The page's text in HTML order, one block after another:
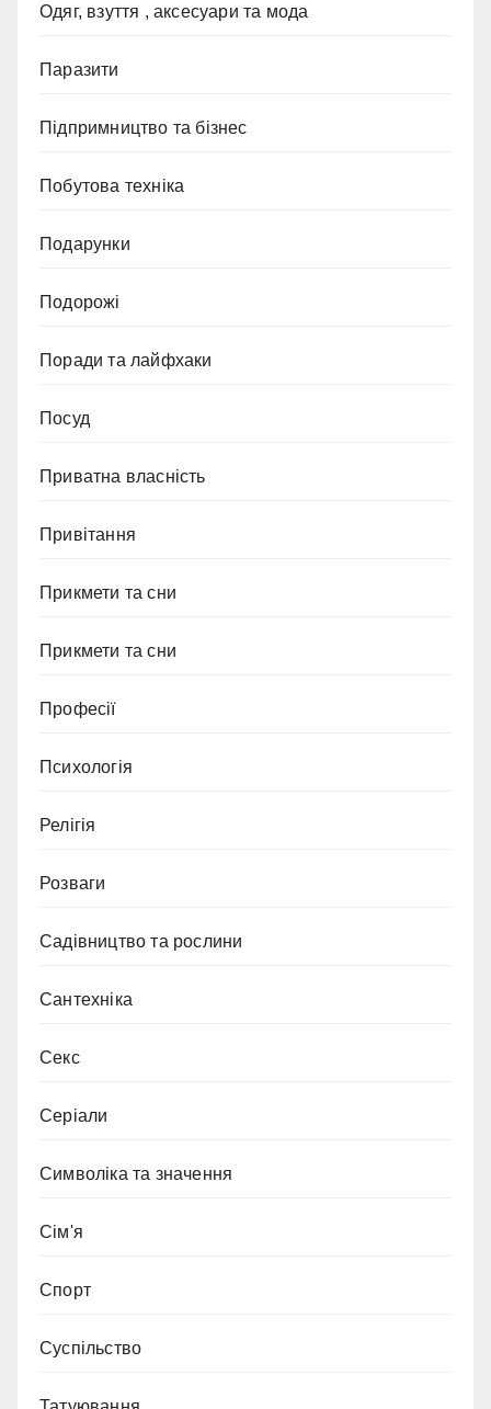
Одяг, взуття , аксесуари та мода
Паразити
Підпримництво та бізнес
Побутова техніка
Подарунки
Подорожі
Поради та лайфхаки
Посуд
Приватна власність
Привітання
Прикмети та сни
Прикмети та сни
Професії
Психологія
Релігія
Розваги
Садівництво та рослини
Сантехніка
Секс
Серіали
Символіка та значення
Сім'я
Спорт
Суспільство